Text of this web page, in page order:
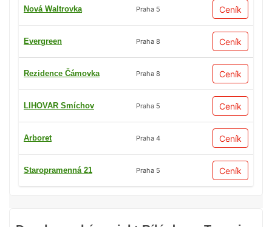
Nová Waltrovka Praha 5 Ceník
Evergreen Praha 8 Ceník
Rezidence Čámovka Praha 8 Ceník
LIHOVAR Smíchov Praha 5 Ceník
Arboret Praha 4 Ceník
Staropramenná 21 Praha 5 Ceník